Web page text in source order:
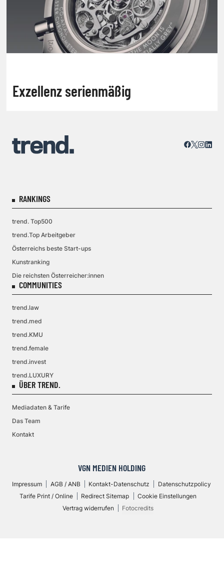
Exzellenz serienmäßig
RANKINGS
trend. Top500
trend.Top Arbeitgeber
Österreichs beste Start-ups
Kunstranking
Die reichsten Österreicher:innen
COMMUNITIES
trend.law
trend.med
trend.KMU
trend.female
trend.invest
trend.LUXURY
ÜBER TREND.
Mediadaten & Tarife
Das Team
Kontakt
VGN MEDIEN HOLDING
Impressum AGB / ANB Kontakt-Datenschutz
Datenschutzpolicy
Tarife Print / Online
Redirect Sitemap
Cookie Einstellungen
Vertrag widerrufen
Fotocredits